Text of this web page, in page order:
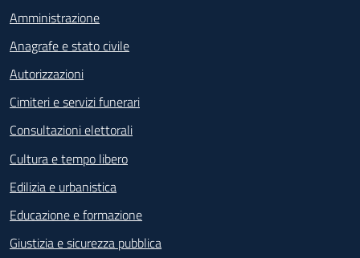
Amministrazione
Anagrafe e stato civile
Autorizzazioni
Cimiteri e servizi funerari
Consultazioni elettorali
Cultura e tempo libero
Edilizia e urbanistica
Educazione e formazione
Giustizia e sicurezza pubblica